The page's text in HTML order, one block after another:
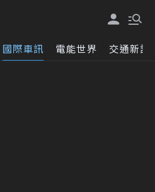
國際車訊 電能世界 交通新訊